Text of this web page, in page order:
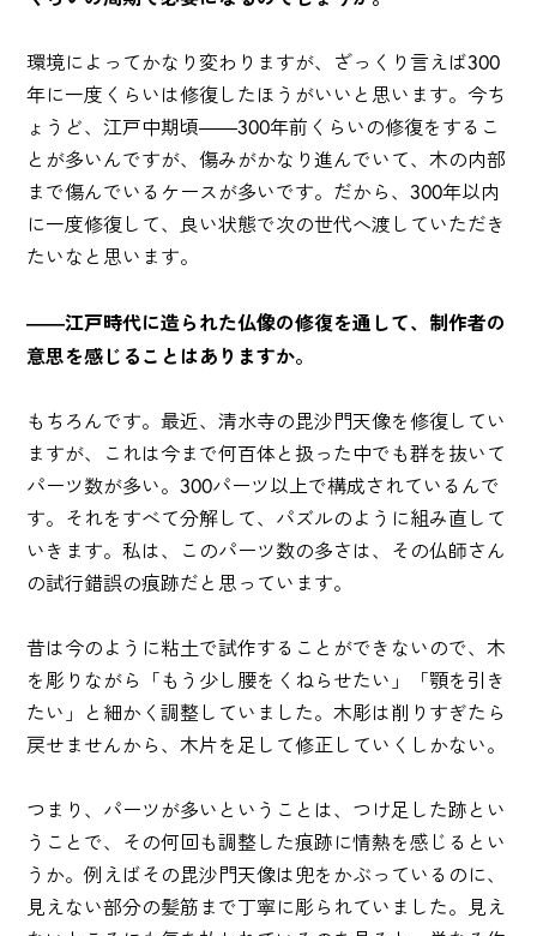
環境によってかなり変わりますが、ざっくり言えば300
年に一度くらいは修復したほうがいいと思います。今ち
ょうど、江戸中期頃――300年前くらいの修復をするこ
とが多いんですが、傷みがかなり進んでいて、木の内部
まで傷んでいるケースが多いです。だから、300年以内
に一度修復して、良い状態で次の世代へ渡していただき
たいなと思います。
――江戸時代に造られた仏像の修復を通して、制作者の
意思を感じることはありますか。
もちろんです。最近、清水寺の毘沙門天像を修復してい
ますが、これは今まで何百体と扱った中でも群を抜いて
パーツ数が多い。300パーツ以上で構成されているんで
す。それをすべて分解して、パズルのように組み直して
いきます。私は、このパーツ数の多さは、その仏師さん
の試行錯誤の痕跡だと思っています。
昔は今のように粘土で試作することができないので、木
を彫りながら「もう少し腰をくねらせたい」「顎を引き
たい」と細かく調整していました。木彫は削りすぎたら
戻せませんから、木片を足して修正していくしかない。
つまり、パーツが多いということは、つけ足した跡とい
うことで、その何回も調整した痕跡に情熱を感じるとい
うか。例えばその毘沙門天像は兜をかぶっているのに、
見えない部分の髪筋まで丁寧に彫られていました。見え